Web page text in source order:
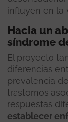
influyen en la
Hacia un
síndrome
El proyecto
diferencias
prevalencia
trastornos
respuestas
establecer